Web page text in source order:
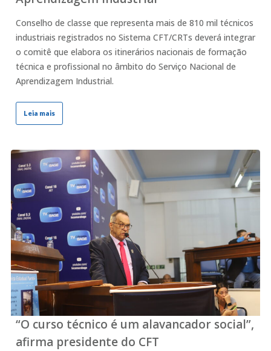
Conselho de classe que representa mais de 810 mil técnicos
industriais registrados no Sistema CFT/CRTs deverá integrar
o comitê que elabora os itinerários nacionais de formação
técnica e profissional no âmbito do Serviço Nacional de
Aprendizagem Industrial.
Leia mais
“O curso técnico é um alavancador social”,
afirma presidente do CFT